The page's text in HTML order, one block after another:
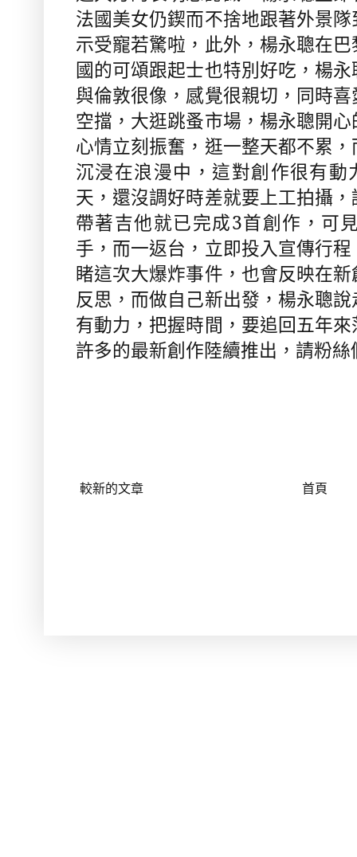
法國美女仍鍥而不捨地跟著外景
示受寵若驚啦，此外，楊永聰在
國的可頌跟起士也特別好吃，楊
與倫敦很像，感覺很親切，同時
空擋，大逛跳蚤市場，楊永聰開
心情立刻振奮，逛一整天都不累
沉浸在浪漫中，這對創作很有
天，還沒調好時差就要上工拍攝
帶著吉他就已完成3首創作，可
手，而一返台，立即投入宣傳行
睹這次大爆炸事件，也會反映在
反思，而做自己新出發，楊永聰
有動力，把握時間，要追回五年
許多的最新創作陸續推出，請粉
較新的文章 首頁